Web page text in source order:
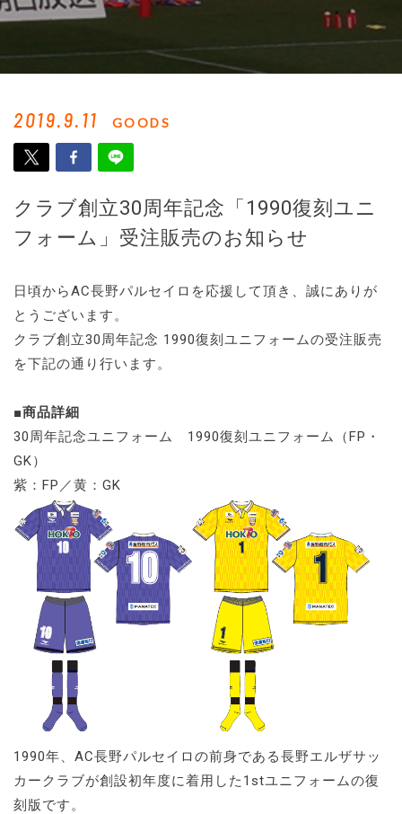
2019.9.11 GOODS
クラブ創立30周年記念「1990復刻ユニ
フォーム」受注販売のお知らせ
日頃からAC長野パルセイロを応援して頂き、誠にありが
とうございます。
クラブ創立30周年記念 1990復刻ユニフォームの受注販売
を下記の通り行います。
■商品詳細
30周年記念ユニフォーム 1990復刻ユニフォーム（FP・
GK）
紫：FP／黄：GK
1990年、AC長野パルセイロの前身である長野エルザサッ
カークラブが創設初年度に着用した1stユニフォームの復
刻版です。